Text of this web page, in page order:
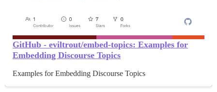
GitHub - eviltrout/embed-topics: Examples for
Embedding Discourse Topics
Examples for Embedding Discourse Topics